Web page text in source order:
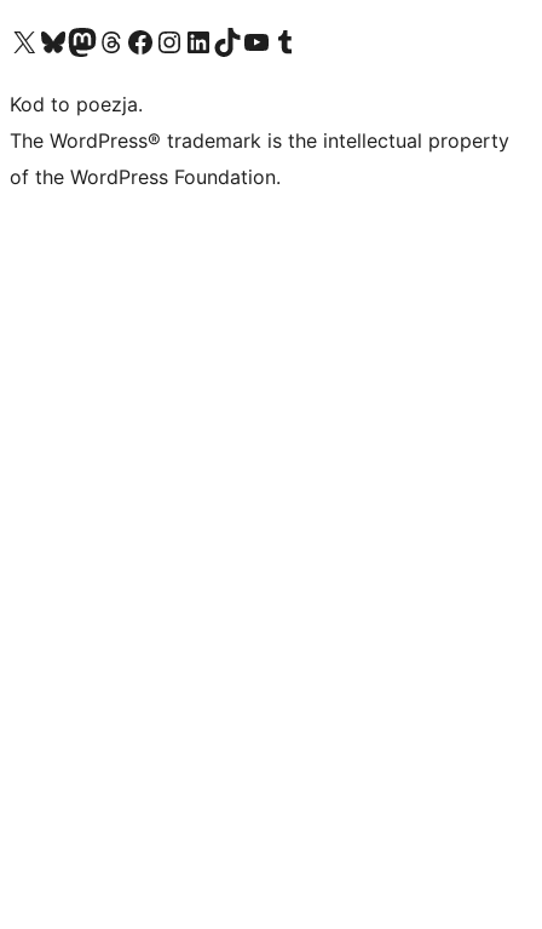
Odwiedź nasze konto X (dawniej Twitter)
Odwiedź nasze konto Bluesky
Odwiedź nasze konto na Mastodoncie
Odwiedź naszego Threadsa
Odwiedź naszego Facebooka
Odwiedź nasze konto na Instagramie
Odwiedź nasze konto na LinkedIn
Odwiedź naszego TikToka
Odwiedź nasz kanał YouTube
Odwiedź naszego Tumblra
Kod to poezja.
The WordPress® trademark is the intellectual property
of the WordPress Foundation.